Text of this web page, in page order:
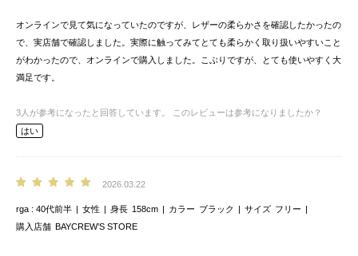
オンラインで見て気になっていたのですが、レザーの柔らかさを確認したかったの
で、実店舗で確認しました。実際に触ってみてとても柔らかく取り扱いやすいこと
がわかったので、オンラインで購入しました。こぶりですが、とても使いやすく大
満足です。
3 人が参考になったと回答しています。
このレビューは参考になりましたか？
はい
2026.03.22
rga 40代前半 女性 身長 158cm カラー ブラック サイズ フリー
購入店舗 BAYCREW’S STORE